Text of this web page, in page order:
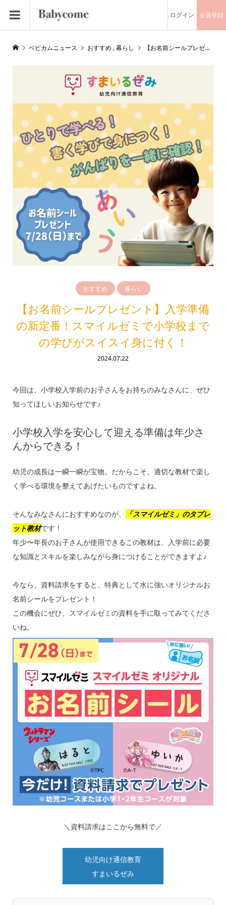
ログイン 会員登録
ベビカムニュース おすすめ ,暮らし 【お名前シールプレゼント】入学準備の新定番！スマイルゼミで小学校までの学びがスイスイ身に付く！
おすすめ 暮らし
【お名前シールプレゼント】入学準備
の新定番！スマイルゼミで小学校まで
の学びがスイスイ身に付く！
2024.07.22
今回は、小学校入学前のお子さんをお持ちのみなさんに、ぜひ
知ってほしいお知らせです♪
小学校入学を安心して迎える準備は年少さ
んからできる！
幼児の成長は一瞬一瞬が宝物。だからこそ、適切な教材で楽し
く学べる環境を整えてあげたいものですよね。
そんなみなさんにおすすめなのが、
「スマイルゼミ」のタブレ
ット教材です！
年少〜年長のお子さんが使用できるこの教材は、入学前に必要
な知識とスキルを楽しみながら身につけることができますよ♪
今なら、資料請求をすると、特典として水に強いオリジナルお
名前シールをプレゼント！
この機会にぜひ、スマイルゼミの資料を手に取ってみてくださ
いね。
＼資料請求はここから無料で／
幼児向け通信教育
すまいるぜみ